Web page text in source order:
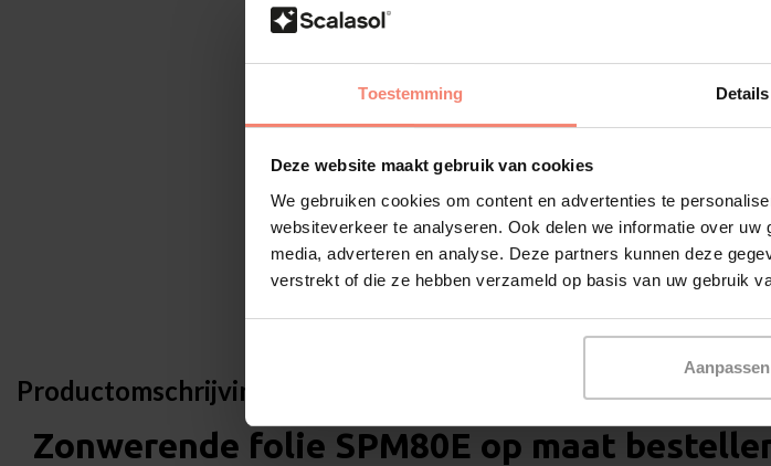
Toestemming Details
Deze website maakt gebruik van cookies
We gebruiken cookies om content en advertenties te
websiteverkeer te analyseren. Ook delen we informatie over
media, adverteren en analyse. Deze partners kunnen deze
verstrekt of die ze hebben verzameld op basis van uw gebruik
Aanpassen
Productomschrijving
Zonwerende folie SPM80E op maat